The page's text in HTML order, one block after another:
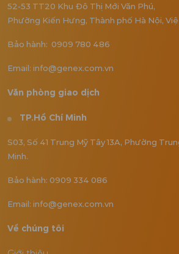
52-53 TT20 Khu Đô Thị Mới Văn Phú,
Phường Kiến Hưng, Thành phố Hà Nội,
Bảo hành: 0909 780 486
Email: info@genex.com.vn
Văn phòng giao dịch
TP.Hồ Chí Minh
S03, Số 41 Trung Mỹ Tây 13A, Phường
Minh.
Bảo hành: 0909 334 086
Email: info@genex.com.vn
Về chúng tôi